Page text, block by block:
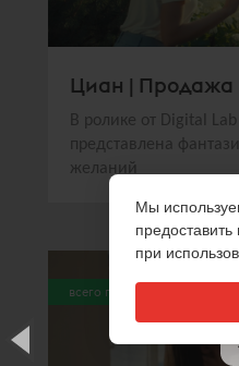
Циан | Продажа
В ролике от Digital
представлена
желаний
всего голосов:
Мы
при